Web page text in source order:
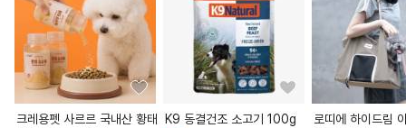
크레용펫 사르르 국내산 황태
K9 동결건조 소고기 100g
로띠에 하이드림